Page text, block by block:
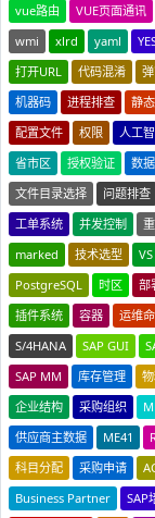
vue路由
VUE页面通讯
wmi
xlrd yaml
打开URL
代码混淆
机器码
进程排查 静
配置文件
权限 人工
省市区
授权验证 数
文件目录选择
问题排查
工单系统
并发控制
marked
技术选型
PostgreSQL
时区 部
插件系统
容器 运维
S/4HANA
SAP GUI
SAP MM
库存管理
企业结构
采购组织
供应商主数据
ME41
科目分配
采购申请
Business Partner
SAP